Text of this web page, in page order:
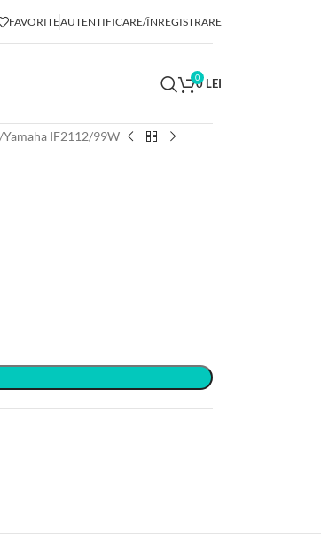
FAVORITEAUTENTIFICARE/ÎNREGISTRARE
00LEI
Yamaha IF2112/99W